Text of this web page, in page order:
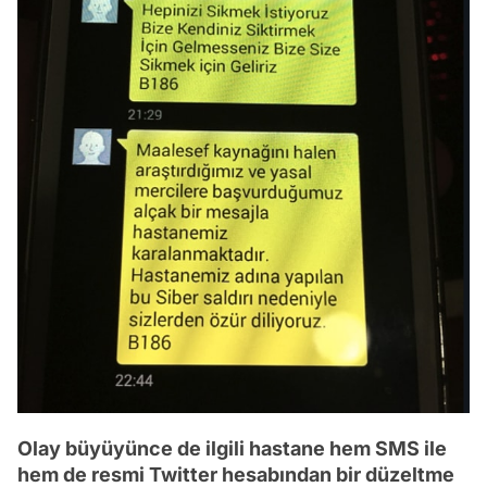
Olay büyüyünce de ilgili hastane hem SMS ile
hem de resmi Twitter hesabından bir düzeltme